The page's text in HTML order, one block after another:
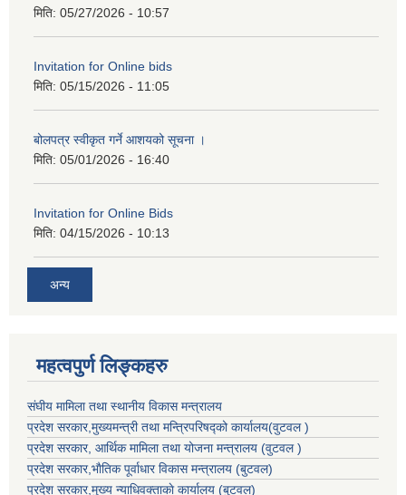
मिति: 05/27/2026 - 10:57
Invitation for Online bids
मिति: 05/15/2026 - 11:05
बोलपत्र स्वीकृत गर्ने आशयको सूचना ।
मिति: 05/01/2026 - 16:40
Invitation for Online Bids
मिति: 04/15/2026 - 10:13
अन्य
महत्वपुर्ण लिङ्कहरु
संघीय मामिला तथा स्थानीय विकास मन्त्रालय
प्रदेश सरकार,मुख्यमन्त्री तथा मन्त्रिपरिषद्को कार्यालय(वुटवल )
प्रदेश सरकार, आर्थिक मामिला तथा योजना मन्त्रालय (वुटवल )
प्रदेश सरकार,भाैतिक पूर्वाधार विकास मन्त्रालय (बुटवल)
प्रदेश सरकार,मुख्य न्याधिवक्ताकाे कार्यालय (बुटवल)